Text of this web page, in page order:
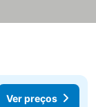
Ver preços